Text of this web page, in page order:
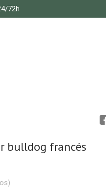
72h
bulldog francés